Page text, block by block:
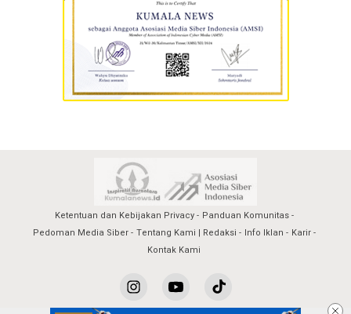
Ketentuan dan Kebijakan Privacy
Panduan Komunitas
Pedoman Media Siber
Tentang Kami | Redaksi Info Iklan
Karir
Kontak Kami